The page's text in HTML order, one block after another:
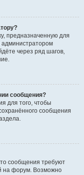
предназначенную для
администратором
через ряд шагов,
сообщения?
для того, чтобы
сообщения
сообщения требуют
на форум. Возможно